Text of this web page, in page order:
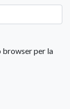
browser per la